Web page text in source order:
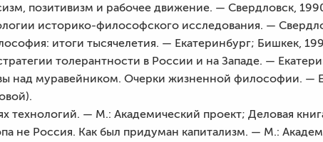
позитивизм и рабочее движение. — Свердловск,
историко-философского исследования. —
итоги тысячелетия. — Екатеринбург; Бишкек,
толерантности в России и на Западе. —
над муравейником. Очерки жизненной философии. —
технологий. — М.: Академический проект; Деловая
не Россия. Как был придуман капитализм. — М.: